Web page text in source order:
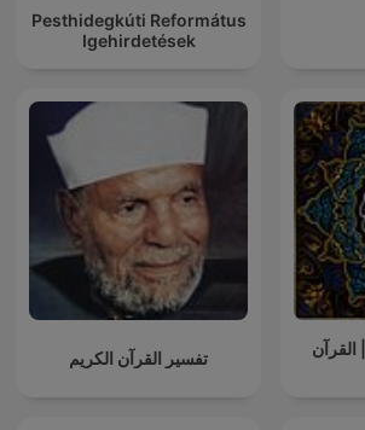
Pesthidegkúti Református
Igehirdetések
تفسير القرآن الكريم